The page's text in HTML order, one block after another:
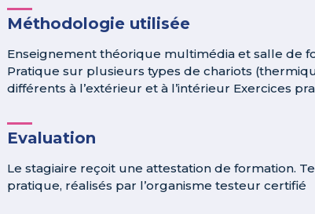
Méthodologie utilisée
Enseignement théorique multimédia et salle de
Pratique sur plusieurs types de chariots
différents à l’extérieur et à l’intérieur Exercices
Evaluation
Le stagiaire reçoit une attestation de formation.
pratique, réalisés par l’organisme testeur certifié